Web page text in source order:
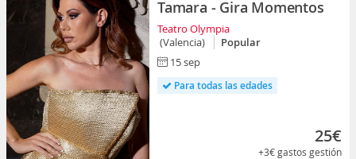
Tamara - Gira Momentos
Teatro Olympia
(Valencia)
Popular
15 sep
Para todas las edades
25€
+3€gastos gestión